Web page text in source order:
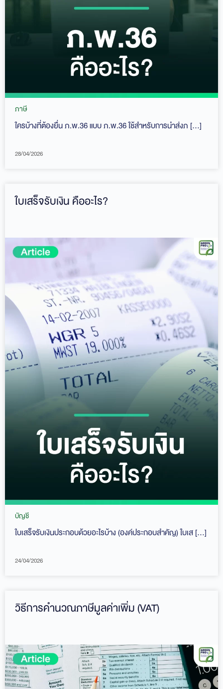
ภาษี
ใครบ้างที่ต้องยื่น ภ.พ.36 แบบ ภ.พ.36 ใช้สำหรับการนำส่งภ […]
28/04/2026
ใบเสร็จรับเงิน คืออะไร?
บัญชี
ใบเสร็จรับเงินประกอบด้วยอะไรบ้าง (องค์ประกอบสำคัญ) ใบเส […]
24/04/2026
วิธีการคำนวณภาษีมูลค่าเพิ่ม (VAT)